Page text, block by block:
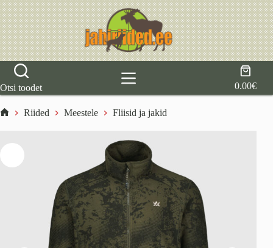
Skip
to
content
Otsi toodet
cart
0.00€
Riided Meestele Fliisid ja jakid